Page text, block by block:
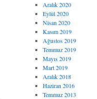
Aralık 2020
Eylül 2020
Nisan 2020
Kasım 2019
Ağustos 2019
Temmuz 2019
Mayıs 2019
Mart 2019
Aralık 2018
Haziran 2016
Temmuz 2013